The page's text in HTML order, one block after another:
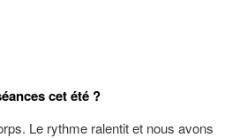
cet été ?
Le rythme ralentit et nous avons